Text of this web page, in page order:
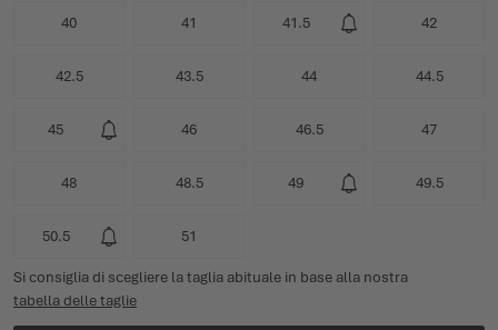
40 41 41.5 42
42.5 43.5 44 44.5
45 46 46.5 47
48 48.5 49 49.5
50.5 51
Si consiglia di scegliere la taglia abituale in base alla nostra
tabella delle taglie